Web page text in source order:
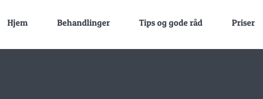
Hjem Behandlinger Tips og gode råd Priser